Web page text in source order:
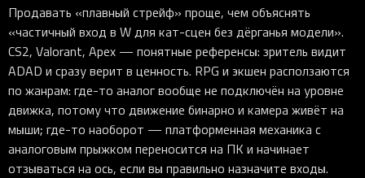
Продавать «плавный стрейф» проще, чем объяснять
«частичный вход в W для кат-сцен без дёрганья модели».
CS2, Valorant, Apex — понятные референсы: зритель видит
ADAD и сразу верит в ценность. RPG и экшен расползаются
по жанрам: где-то аналог вообще не подключён на уровне
движка, потому что движение бинарно и камера живёт на
мыши; где-то наоборот — платформенная механика с
аналоговым прыжком переносится на ПК и начинает
отзываться на ось, если вы правильно назначите входы.